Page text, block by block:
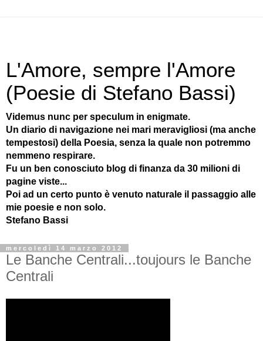
L'Amore, sempre l'Amore
(Poesie di Stefano Bassi)
Videmus nunc per speculum in enigmate.
Un diario di navigazione nei mari meravigliosi (ma anche
tempestosi) della Poesia, senza la quale non potremmo
nemmeno respirare.
Fu un ben conosciuto blog di finanza da 30 milioni di
pagine viste...
Poi ad un certo punto è venuto naturale il passaggio alle
mie poesie e non solo.
Stefano Bassi
mercoledì 14 marzo 2012
Le Banche Centrali...toujours le Banche
Centrali